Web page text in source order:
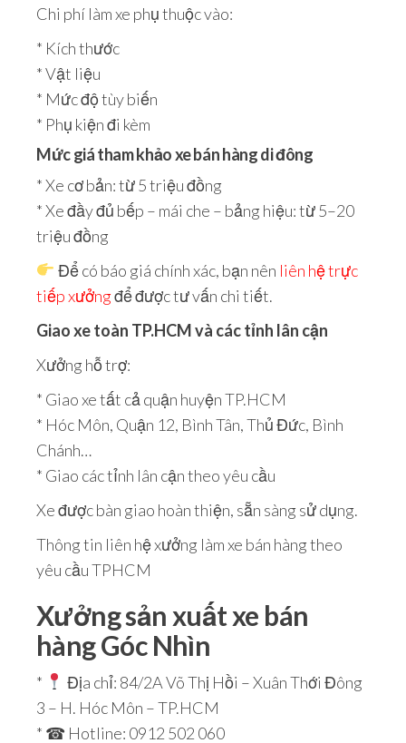
Chi phí làm xe phụ thuộc vào:
* Kích thước
* Vật liệu
* Mức độ tùy biến
* Phụ kiện đi kèm
Mức giá tham khảo xe bán hàng di đông
* Xe cơ bản: từ 5 triệu đồng
* Xe đầy đủ bếp – mái che – bảng hiệu: từ 5–20
triệu đồng
Để có báo giá chính xác, bạn nên liên hệ trực
tiếp xưởngđể được tư vấn chi tiết.
Giao xe toàn TP.HCM và các tỉnh lân cận
Xưởng hỗ trợ:
* Giao xe tất cả quận huyện TP.HCM
* Hóc Môn, Quận 12, Bình Tân, Thủ Đức, Bình
Chánh…
* Giao các tỉnh lân cận theo yêu cầu
Xe được bàn giao hoàn thiện, sẵn sàng sử dụng.
Thông tin liên hệ xưởng làm xe bán hàng theo
yêu cầu TPHCM
Xưởng sản xuất xe bán
hàng Góc Nhìn
*
Địa chỉ: 84/2A Võ Thị Hồi – Xuân Thới Đông
3 – H. Hóc Môn – TP.HCM
* ☎ Hotline: 0912 502 060